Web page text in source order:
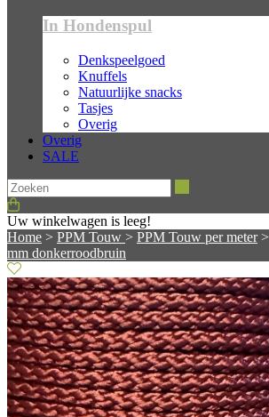
In Hondenspul
Denkspeelgoed
Knuffels
Natuurlijke snacks
Tasjes
Overig
Overig
SALE
Uw winkelwagen is leeg!
Home > PPM Touw > PPM Touw per meter>
mm donkerroodbruin